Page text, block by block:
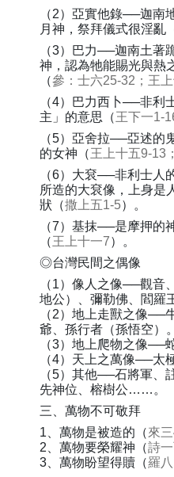
（2）亞實他錄──迦南
月神，祭拜儀式很淫亂
（3）巴力──迦南土著
神，認為牠能賜光與熱
（參：士六25-32；王
（4）巴力西卜──非利
主」的意思（王下一1-
（5）亞舍拉──亞述的
的女神（王上十五9-13
（6）大袞──非利士人
所造的大袞像，上身是
狀（撒上五1-5）。
（7）基抹──是摩押的
（王上十一7）。
◎台灣民間之偶像
（1）像人之像──觀音
地公）、彌勒佛、閻羅
（2）地上走獸之像──
爺、孫行者（孫悟空）。
（3）地上爬物之像──
（4）天上之萬像──太
（5）其他──石將軍、
先神位、榕樹公……。
三、萬物不可敬拜
1、萬物是被造的（來
2、萬物要榮耀神（詩
3、萬物盼望得贖（羅